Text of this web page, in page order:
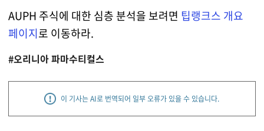
AUPH 주식에 대한 심층 분석을 보려면 팁랭크스 개요
페이지로 이동하라.
#오리니아 파마수티컬스
이 기사는 AI로 번역되어 일부 오류가 있을 수 있습니다.